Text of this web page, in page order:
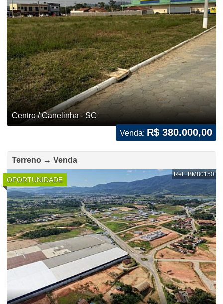
Centro / Canelinha - SC
Venda: R$ 380.000,00
Terreno → Venda
OPORTUNIDADE
Ref.: BM80150